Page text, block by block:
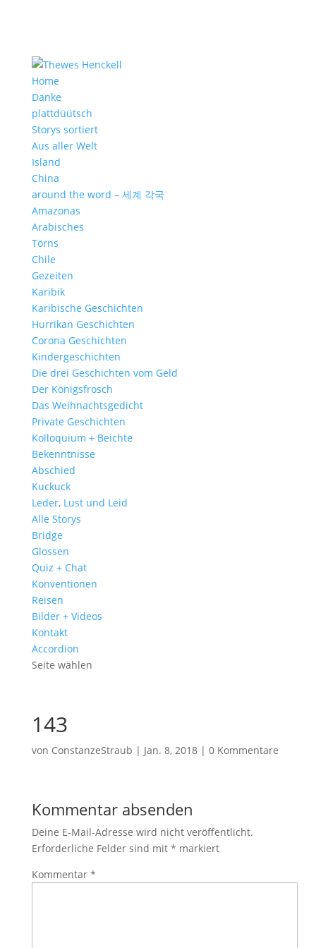
Home
Danke
plattdüütsch
Storys sortiert
Aus aller Welt
Island
China
around the word – 세계 각국
Amazonas
Arabisches
Törns
Chile
Gezeiten
Karibik
Karibische Geschichten
Hurrikan Geschichten
Corona Geschichten
Kindergeschichten
Die drei Geschichten vom Geld
Der Königsfrosch
Das Weihnachtsgedicht
Private Geschichten
Kolloquium + Beichte
Bekenntnisse
Abschied
Kuckuck
Leder, Lust und Leid
Alle Storys
Bridge
Glossen
Quiz + Chat
Konventionen
Reisen
Bilder + Videos
Kontakt
Accordion
Seite wählen
143
von ConstanzeStraub | Jan. 8, 2018| 0 Kommentare
Kommentar absenden
Deine E-Mail-Adresse wird nicht veröffentlicht.
Erforderliche Felder sind mit * markiert
Kommentar *